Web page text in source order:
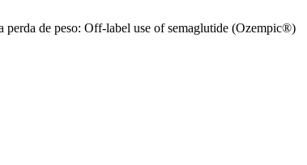
de peso: Off-label use of semaglutide (Ozempic®)